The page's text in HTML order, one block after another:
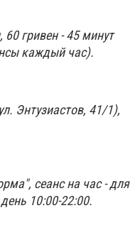
гривен - 45 минут
каждый час).
Энтузиастов, 41/1),
сеанс на час - для
10:00-22:00.